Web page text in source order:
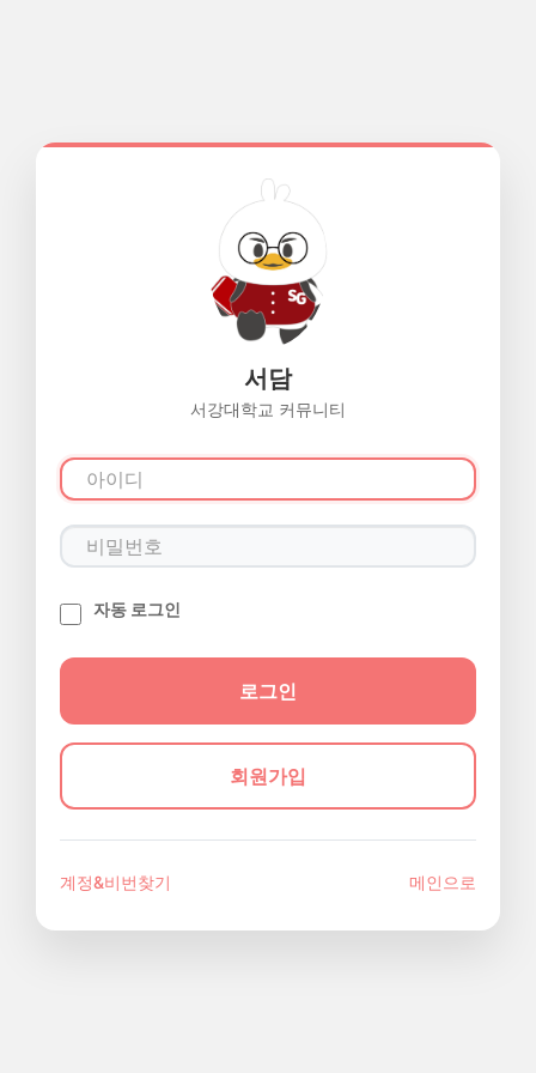
서담
서강대학교 커뮤니티
자동 로그인
회원가입
계정&비번찾기 메인으로